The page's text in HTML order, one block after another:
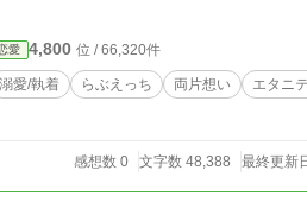
ならなくなった龍ヶ崎大牙、再会した二人が
レ？腹黒？あざとい系男子です。 ※36000
結します。
愛 4,800 位 / 66,320件
溺愛/執着 らぶえっち 両片想い エタニ
感想数 0 文字数 48,388 最終更新